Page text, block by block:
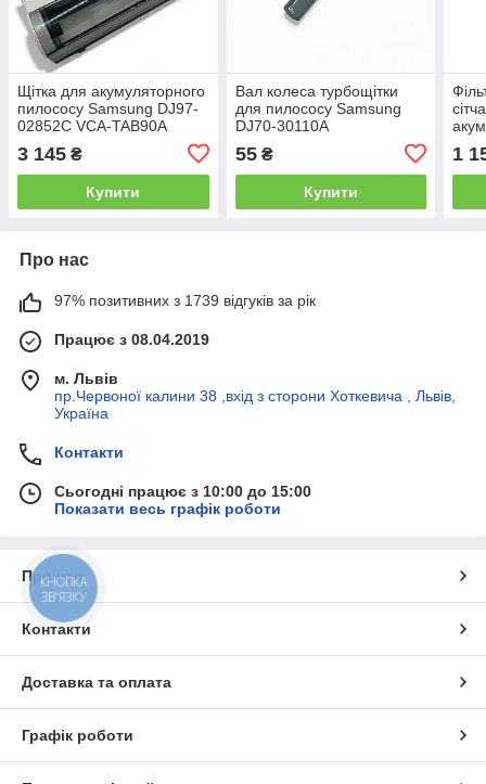
Щітка для акумуляторного
пилососу Samsung DJ97-
02852C VCA-TAB90А
3 145 ₴
Купити
Вал колеса турбощітки
для пилососу Samsung
DJ70-30110A
55₴
Купити
1
Про нас
97% позитивних з 1739 відгуків за рік
Працює з 08.04.2019
м. Львів
пр.Червоної калини 38 ,вхід з сторони Хоткевича , Львів,
Україна
Контакти
Сьогодні працює з 10:00 до 15:00
Показати весь графік роботи
Про нас
Контакти
Доставка та оплата
Графік роботи
КНОПКА
ЗВ'ЯЗКУ